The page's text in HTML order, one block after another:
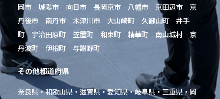
岡市 城陽市 向日市 長岡京市 八幡市 京田辺市 京
丹後市 南丹市 木津川市 大山崎町 久御山町 井手
町 宇治田原町 笠置町 和束町 精華町 南山城村 京
丹波町 伊根町 与謝野町
その他都道府県
奈良県・和歌山県・滋賀県・愛知県・岐阜県・三重県・岡